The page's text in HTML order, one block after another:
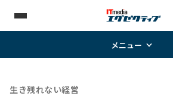
メニュー
生き残れない経営